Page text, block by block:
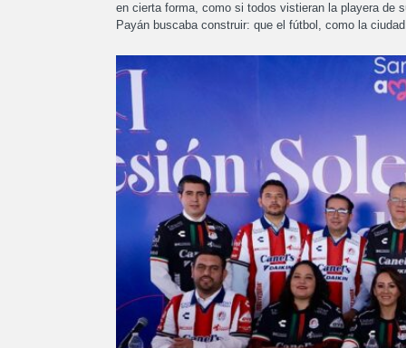
en cierta forma, como si todos vistieran la playera de
Payán buscaba construir: que el fútbol, como la